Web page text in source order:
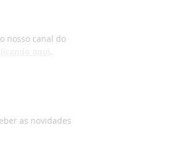
nosso canal do
.
as novidades